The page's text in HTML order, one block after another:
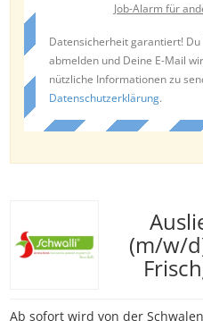
Job-Alarm für
Datensicherheit garantiert!
abmelden und Deine E-Mail
nützliche Informationen zu
Datenschutzerklärung.
(m/w/
Ab sofort wird von der